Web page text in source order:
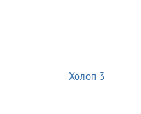
Холоп 3